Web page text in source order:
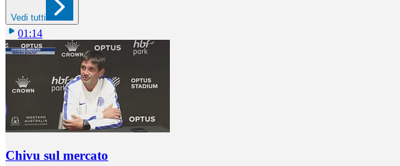
Vedi tutti
01:14
Chivu sul mercato